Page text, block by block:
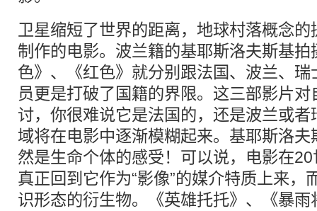
卫星缩短了世界的距离，地球村落概念
制作的电影。波兰籍的基耶斯洛夫斯基
色》、《红色》就分别跟法国、波兰、
员更是打破了国籍的界限。这三部影片
讨，你很难说它是法国的，还是波兰或
域将在电影中逐渐模糊起来。基耶斯洛
然是生命个体的感受！可以说，电影在
真正回到它作为“影像”的媒介特质上来，
识形态的衍生物。《英雄托托》、《暴